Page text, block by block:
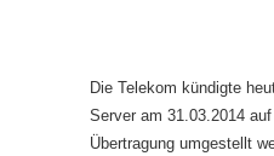
Die Telekom kündigte
Server am 31.03.2014
Übertragung umgestellt